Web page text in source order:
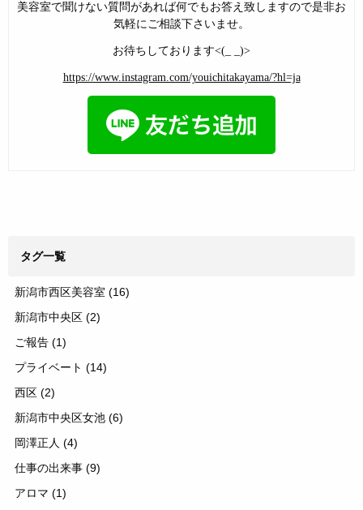
美容室で聞けない質問があれば何でもお答え致しますので是非お
気軽にご相談下さいませ。
お待ちしております<(_ _)>
https://www.instagram.com/youichitakayama/?hl=ja
タグ一覧
新潟市西区美容室 (16)
新潟市中央区 (2)
ご報告 (1)
プライベート (14)
西区 (2)
新潟市中央区女池 (6)
岡澤正人 (4)
仕事の出来事 (9)
アロマ (1)